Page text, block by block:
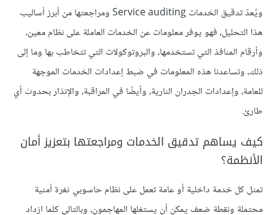
ويُعدّ تدقيق الخدمات Service auditing ومراجعتها من أبرز أساليب
هذا التحليل، فهو يوفر معلومات عن الخدمات العاملة على نظام معين،
وأرقام المنافذ التي تستخدمها، والبروتوكولات التي تتخاطب بها وما إلى
ذلك، وتساعدنا هذه المعلومات في ضبط إعدادات الخدمات الموجهة
للعامة، وإعدادات الجدران النارية، وأيضًا في المراقبة، والإنذار بحدوث أي
طارئ.
كيف يساهم تدقيق الخدمات ومراجعتها بتعزيز أمان
الأنظمة؟
تمثل كل خدمة داخلية أو عامة تعمل على نظام حاسوبي ثغرة أمنية
محتملة ونقطة ضعف يمكن أن يستغلها المهاجمون، وبالتالي كلما ازداد